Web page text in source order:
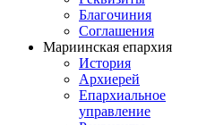
Благочиния
Соглашения
Мариинская епархия
История
Архиерей
Епархиальное
управление